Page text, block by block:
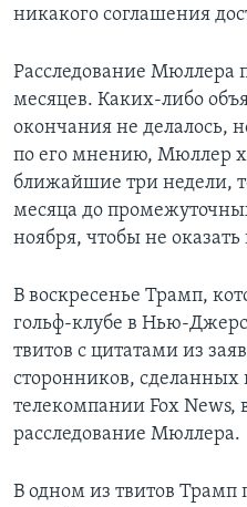
никакого соглашения
Расследование Мюллера
месяцев. Каких-либо
окончания не делалось,
по его мнению, Мюллер
ближайшие три недели,
месяца до
ноября, чтобы не
В воскресенье Трамп,
гольф-клубе в Нью-
твитов с цитатами из
сторонников, сделанных
телекомпании Fox News,
расследование Мюллера.
В одном из твитов Трамп